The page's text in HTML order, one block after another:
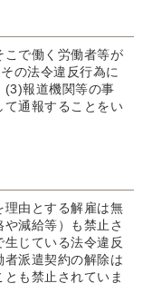
で働く労働者等が
の法令違反行為に
(3)報道機関等の事
て通報することをい
由とする解雇は無
減給等）も禁止さ
じている法令違反
派遣契約の解除は
も禁止されていま